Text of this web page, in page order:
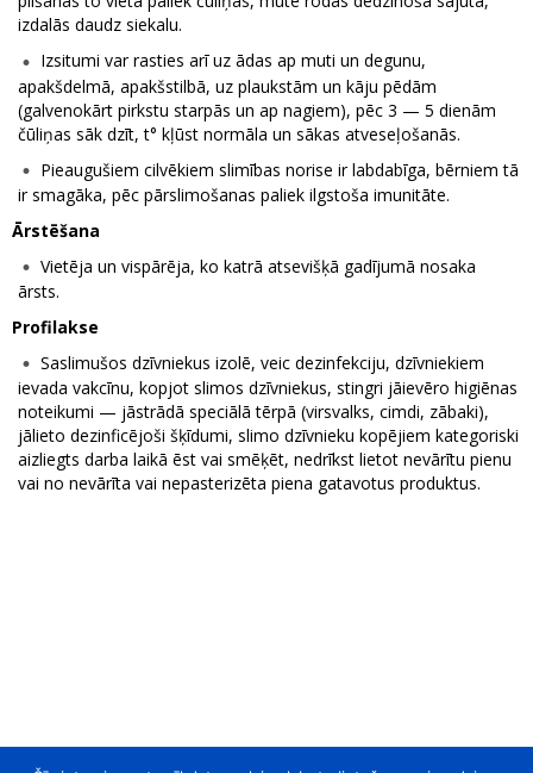
izdalās daudz siekalu.
Izsitumi var rasties arī uz ādas ap muti un degunu,
apakšdelmā, apakšstilbā, uz plaukstām un kāju pēdām
(galvenokārt pirkstu starpās un ap nagiem), pēc 3 — 5 dienām
čūliņas sāk dzīt, t° kļūst normāla un sākas atveseļošanās.
Pieaugušiem cilvēkiem slimības norise ir labdabīga, bērniem tā
ir smagāka, pēc pārslimošanas paliek ilgstoša imunitāte.
Ārstēšana
Vietēja un vispārēja, ko katrā atsevišķā gadījumā nosaka
ārsts.
Profilakse
Saslimušos dzīvniekus izolē, veic dezinfekciju, dzīvniekiem
ievada vakcīnu, kopjot slimos dzīvniekus, stingri jāievēro higiēnas
noteikumi — jāstrādā speciālā tērpā (virsvalks, cimdi, zābaki),
jālieto dezinficējoši šķīdumi, slimo dzīvnieku kopējiem kategoriski
aizliegts darba laikā ēst vai smēķēt, nedrīkst lietot nevārītu pienu
vai no nevārīta vai nepasterizēta piena gatavotus produktus.